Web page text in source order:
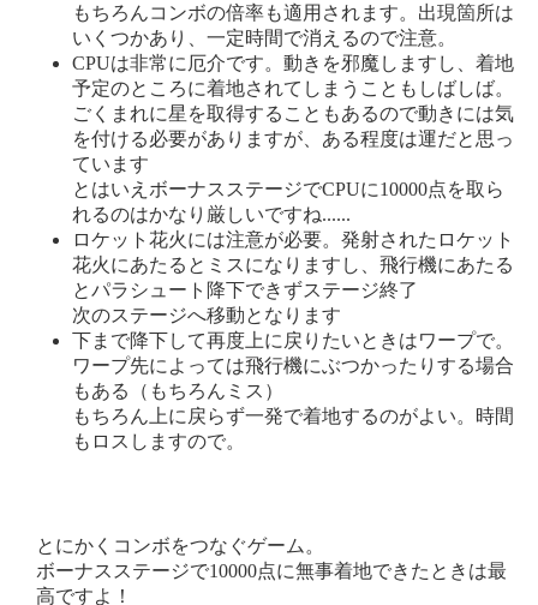
もちろんコンボの倍率も適用されます。出現箇所は
いくつかあり、一定時間で消えるので注意。
CPUは非常に厄介です。動きを邪魔しますし、着地
予定のところに着地されてしまうこともしばしば。
ごくまれに星を取得することもあるので動きには気
を付ける必要がありますが、ある程度は運だと思っ
ています
とはいえボーナスステージでCPUに10000点を取ら
れるのはかなり厳しいですね......
ロケット花火には注意が必要。発射されたロケット
花火にあたるとミスになりますし、飛行機にあたる
とパラシュート降下できずステージ終了
次のステージへ移動となります
下まで降下して再度上に戻りたいときはワープで。
ワープ先によっては飛行機にぶつかったりする場合
もある（もちろんミス）
もちろん上に戻らず一発で着地するのがよい。時間
もロスしますので。
とにかくコンボをつなぐゲーム。
ボーナスステージで10000点に無事着地できたときは最
高ですよ！